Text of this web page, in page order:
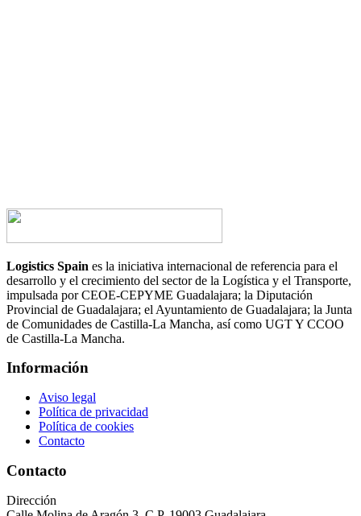
Logistics Spain es la iniciativa internacional de referencia para el
desarrollo y el crecimiento del sector de la Logística y el Transporte,
impulsada por CEOE-CEPYME Guadalajara; la Diputación
Provincial de Guadalajara; el Ayuntamiento de Guadalajara; la Junta
de Comunidades de Castilla-La Mancha, así como UGT Y CCOO
de Castilla-La Mancha.
Información
Aviso legal
Política de privacidad
Política de cookies
Contacto
Contacto
Dirección